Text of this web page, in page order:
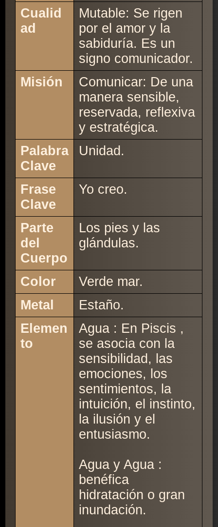
Cualid
ad
Mutable: Se rigen
por el amor y la
sabiduría. Es un
signo comunicador.
Misión
Comunicar: De una
manera sensible,
reservada, reflexiva
y estratégica.
Palabra
Clave
Unidad.
Frase
Clave
Yo creo.
Parte
del
Cuerpo
Los pies y las
glándulas.
Color
Verde mar.
Metal
Estaño.
Elemen
to
Agua : En Piscis ,
se asocia con la
sensibilidad, las
emociones, los
sentimientos, la
intuición, el instinto,
la ilusión y el
entusiasmo.
Agua y Agua :
benéfica
hidratación o gran
inundación.